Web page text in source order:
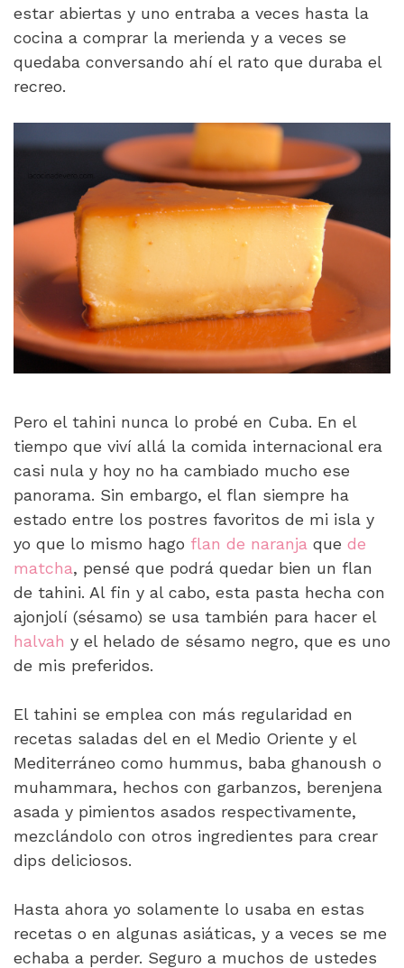
estar abiertas y uno entraba a veces hasta la
cocina a comprar la merienda y a veces se
quedaba conversando ahí el rato que duraba el
recreo.
Pero el tahini nunca lo probé en Cuba. En el
tiempo que viví allá la comida internacional era
casi nula y hoy no ha cambiado mucho ese
panorama. Sin embargo, el flan siempre ha
estado entre los postres favoritos de mi isla y
yo que lo mismo hago flan de naranja que de
matcha, pensé que podrá quedar bien un flan
de tahini. Al fin y al cabo, esta pasta hecha con
ajonjolí (sésamo) se usa también para hacer el
halvah y el helado de sésamo negro, que es uno
de mis preferidos.
El tahini se emplea con más regularidad en
recetas saladas del en el Medio Oriente y el
Mediterráneo como hummus, baba ghanoush o
muhammara, hechos con garbanzos, berenjena
asada y pimientos asados respectivamente,
mezclándolo con otros ingredientes para crear
dips deliciosos.
Hasta ahora yo solamente lo usaba en estas
recetas o en algunas asiáticas, y a veces se me
echaba a perder. Seguro a muchos de ustedes